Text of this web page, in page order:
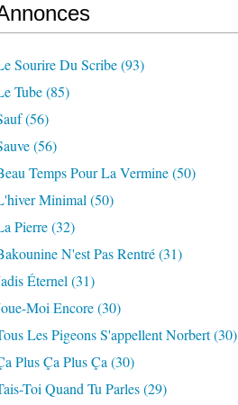
Sourire Du Scribe(93)
Tube(85)
(56)
(56)
Temps Pour La Vermine(50)
Minimal (50)
Pierre(32)
N'est Pas Rentré(31)
Éternel (31)
Moi Encore(30)
Les Pigeons S'appellent Norbert(30)
Plus Ça Plus Ça (30)
Toi Quand Tu Parles(29)